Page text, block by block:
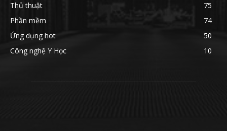
Thủ thuật
75
Phần mềm
74
Ứng dụng hot
50
Công nghệ Y Học
10